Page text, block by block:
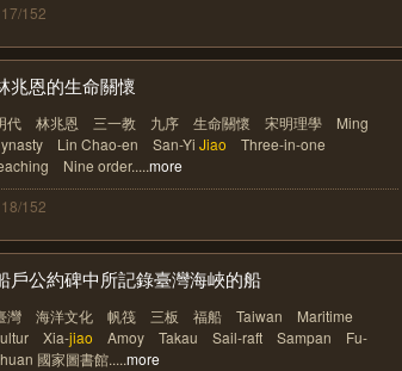
152
兆恩的生命關懷
代 林兆恩 三一教 九序 生命關懷 宋明理學 Ming
Lin Chao-en San-Yi Jiao Three-in-one
Nine order.....more
152
戶公約碑中所記錄臺灣海峽的船
灣 海洋文化 帆筏 三板 福船 Taiwan Maritime
Xia-jiao Amoy Takau Sail-raft Sampan Fu-
國家圖書館.....more